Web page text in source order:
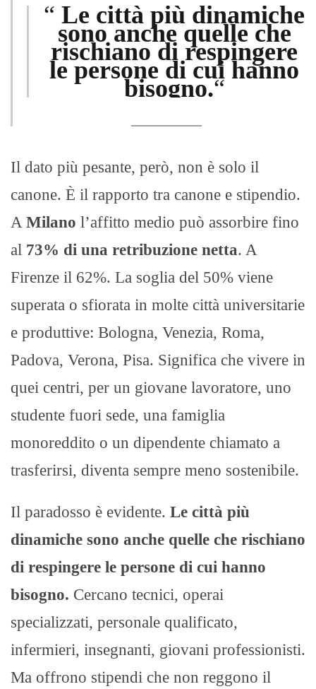
“ Le città più dinamiche
sono anche quelle che
rischiano di respingere
le persone di cui hanno
bisogno.“
Il dato più pesante, però, non è solo il
canone. È il rapporto tra canone e stipendio.
A Milano l’affitto medio può assorbire fino
al 73% di una retribuzione netta. A
Firenze il 62%. La soglia del 50% viene
superata o sfiorata in molte città universitarie
e produttive: Bologna, Venezia, Roma,
Padova, Verona, Pisa. Significa che vivere in
quei centri, per un giovane lavoratore, uno
studente fuori sede, una famiglia
monoreddito o un dipendente chiamato a
trasferirsi, diventa sempre meno sostenibile.
Il paradosso è evidente. Le città più
dinamiche sono anche quelle che rischiano
di respingere le persone di cui hanno
bisogno. Cercano tecnici, operai
specializzati, personale qualificato,
infermieri, insegnanti, giovani professionisti.
Ma offrono stipendi che non reggono il